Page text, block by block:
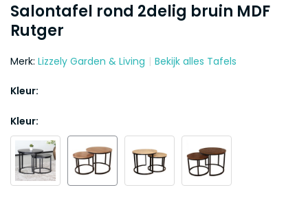
Salontafel rond 2delig bruin MDF
Rutger
Merk: Lizzely Garden & Living Bekijk alles Tafels
Kleur:
Kleur: